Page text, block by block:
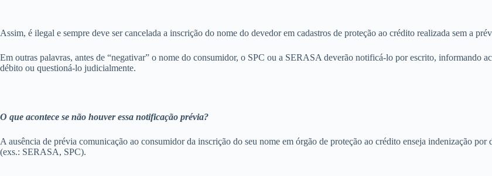
Assim, é ilegal e sempre deve ser cancelada a inscrição do nome do devedor em cadastros de proteção ao crédito realizada sem a
Em outras palavras, antes de “negativar” o nome do consumidor, o SPC ou a SERASA deverão notificá-lo por escrito, informando
débito ou questioná-lo judicialmente.
O que acontece se não houver essa notificação prévia?
A ausência de prévia comunicação ao consumidor da inscrição do seu nome em órgão de proteção ao crédito enseja indenização por
(exs.: SERASA, SPC).